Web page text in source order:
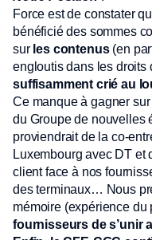
Force est de constater
bénéficié des sommes
sur les contenus(en
engloutis dans les droits
suffisamment crié au
Ce manque à gagner
du Groupe de nouvelles
proviendrait de la co-
Luxembourg avec DT et
client face à nos
des terminaux… Nous
mémoire (expérience du
fournisseurs de s’unir